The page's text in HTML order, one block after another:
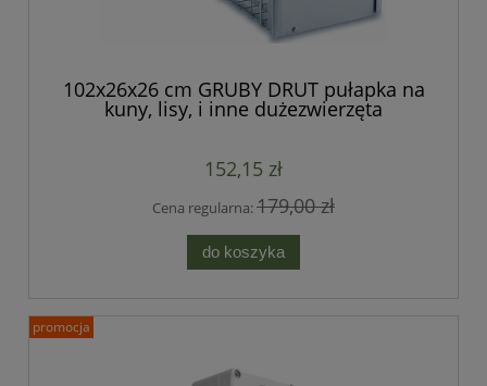
102x26x26 cm GRUBY DRUT pułapka na
kuny, lisy, i inne dużezwierzęta
dwuwejściowa, bardzo mocna - seria
152,15 zł
Cena regularna:179,00 zł
do koszyka
promocja